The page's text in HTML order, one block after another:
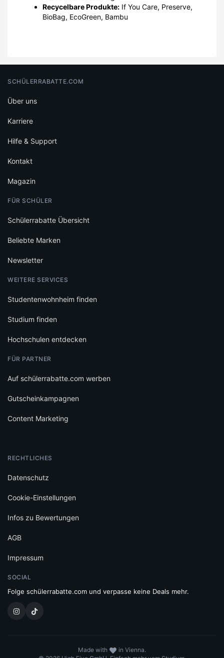
Recycelbare Produkte: If You Care, Preserve,
BioBag, EcoGreen, Bambu
SCHÜLERRABATTE.COM
Über uns
Karriere
Hilfe & Support
Kontakt
Magazin
FÜR SCHÜLER
Schülerrabatte Übersicht
Beliebte Marken
Newsletter
WEITERE SERVICES
Studentenwohnheim finden
Studium finden
Hochschulen entdecken
FÜR PARTNER
Auf schülerrabatte.com werben
Gutscheinkampagnen
Content Marketing
RECHTLICHES
Datenschutz
Cookie-Einstellungen
Infos zu Bewertungen
AGB
Impressum
SOCIAL
Folge schülerrabatte.com und verpasse keine Deals mehr.
Made with
in Vienna.